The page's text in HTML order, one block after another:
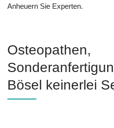
Anheuern Sie Experten.
Osteopathen,
Bösel keinerlei